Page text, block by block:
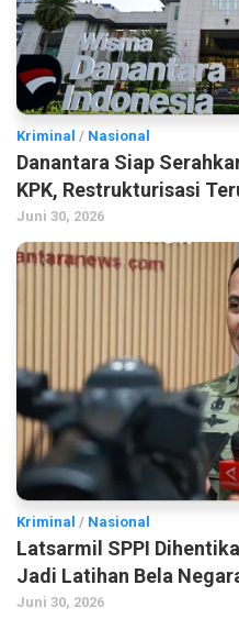
Kriminal / Nasional
Danantara Siap
KPK, Restrukturisasi
Juni 30, 2026
Kriminal / Nasional
Latsarmil SPPI
Jadi Latihan Bela
Juni 30, 2026